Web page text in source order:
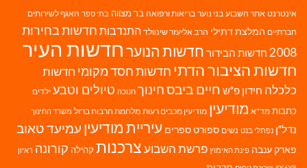
אינטרנט אתר השבוע בני נוער בריאות ורפואה בר מצווה בתי ספר האגף לשירותים
חברתיים המלצת דתילי הרב אליעזר שינוולד התנדבות חדשות בחירות
2008 חדשות הבידור חדשות הנוערחדשות העיר
חדשות הציבור הדתי חדשות חסד מקומי חדשות
כלכלה חידון פ"ש חיים ביבסחינוך חנוכה טיולים וטבע ילדים
כתבות מד"א מודיעין מודיעין מכבים רעות מלחמת חרבות ברזל משרד החינוך
נדל"ן נפתלי בנט נשים ספורט ספרים עיריית מודיעין עמיעד טאוב
פארק ענבה פינת האימוץ פרשת השבועצרכנות קהילה קורונה ראיון